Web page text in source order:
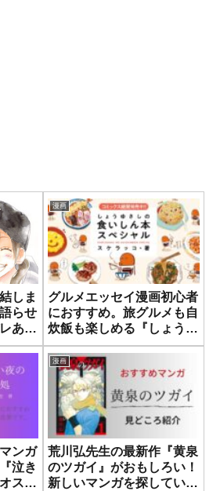
しま
らせ
あり
漫画
グルメエッセイ漫画初心者
におすすめ。旅グルメも自
炊飯も楽しめる『しょうゆ
さしの食いしん本』シリー
ズはぜひ読んでみて！
ンガ
泣き
スス
漫画
荒川弘先生の最新作『黄泉
のツガイ』がおもしろい！
新しいマンガを探している